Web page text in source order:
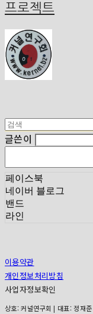
프로젝트
글쓴이
페이스북
네이버 블로그
밴드
라인
이용약관
개인정보처리방침
사업자정보확인
상호: 커널연구회 | 대표: 정재